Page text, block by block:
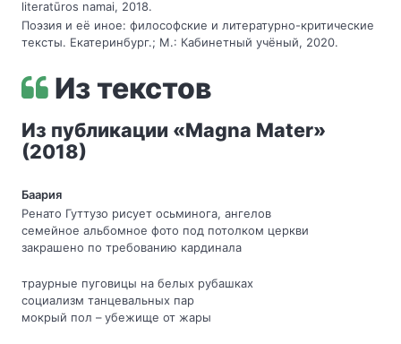
literatūros namai, 2018.
Поэзия и её иное: философские и литературно-критические
тексты. Екатеринбург.; М.: Кабинетный учёный, 2020.
Из текстов
Из публикации «Magna Mater»
(2018)
Баария
Ренато Гуттузо рисует осьминога, ангелов
семейное альбомное фото под потолком церкви
закрашено по требованию кардинала
траурные пуговицы на белых рубашках
социализм танцевальных пар
мокрый пол – убежище от жары